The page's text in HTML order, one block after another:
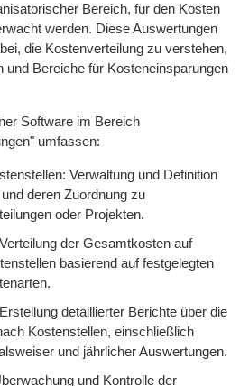
Bereich, für den Kosten
werden. Diese Auswertungen
die Kostenverteilung zu verstehen,
und Bereiche für Kosteneinsparungen
Software im Bereich
umfassen:
Verwaltung und Definition
deren Zuordnung zu
oder Projekten.
der Gesamtkosten auf
basierend auf festgelegten
detaillierter Berichte über die
Kostenstellen, einschließlich
und jährlicher Auswertungen.
und Kontrolle der